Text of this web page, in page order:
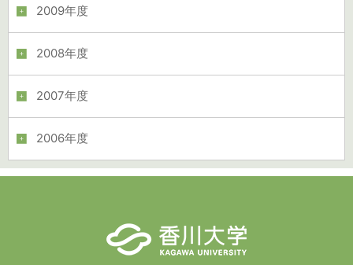
2009年度
2008年度
2007年度
2006年度